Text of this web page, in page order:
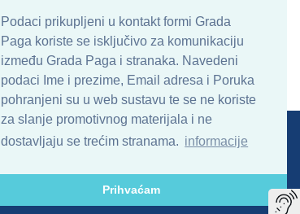
Podaci prikupljeni u kontakt formi Grada
Paga koriste se isključivo za komunikaciju
između Grada Paga i stranaka. Navedeni
podaci Ime i prezime, Email adresa i Poruka
pohranjeni su u web sustavu te se ne koriste
za slanje promotivnog materijala i ne
dostavljaju se trećim stranama. informacije
Prihvaćam
ONLINE arhiv sadržaja